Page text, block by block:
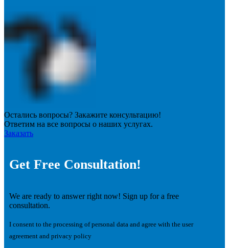
Остались вопросы? Закажите консультацию!
Ответим на все вопросы о наших услугах.
Заказать
Get Free Consultation!
We are ready to answer right now! Sign up for a free
consultation.
I consent to the processing of personal data and agree with the user
agreement and privacy policy